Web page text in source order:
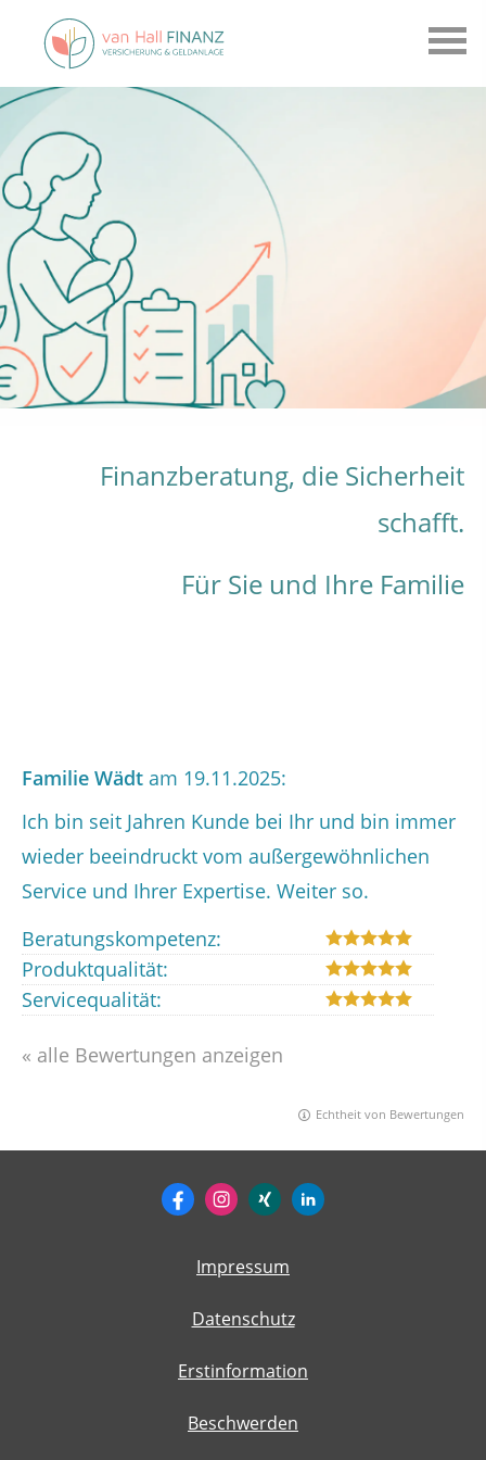
Finanzberatung, die Sicherheit
schafft.
Für Sie und Ihre Familie
Persönlich erreichbar. Ohne
Umwege.
Heute planen. Morgen entspannt
leben.
Familie Wädt am 19.11.2025:
Ich bin seit Jahren Kunde bei Ihr und bin immer
wieder beeindruckt vom außergewöhnlichen
Service und Ihrer Expertise. Weiter so.
Beratungskompetenz:
Produktqualität:
Servicequalität:
« alle Bewertungen anzeigen
Echtheit von Bewertungen
Impressum
Datenschutz
Erstinformation
Beschwerden